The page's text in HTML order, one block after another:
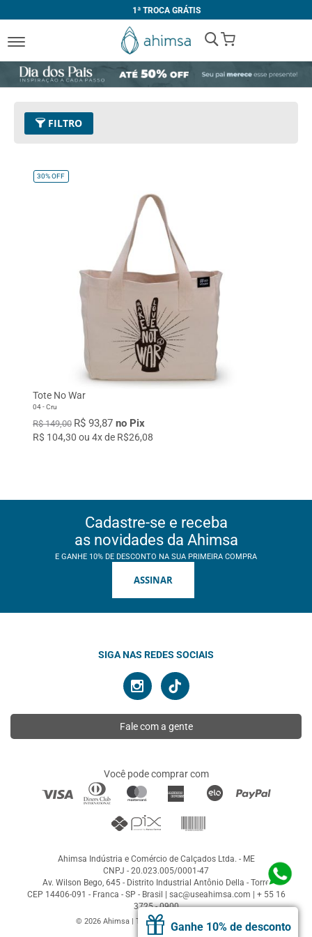
Ganhe 10% de desconto
1ª TROCA GRÁTIS
My Cart
FILTRO
Limpar Tudo
30%OFF
Tote No War
04 - Cru
R$ 149,00 R$ 93,87 no Pix
R$ 104,30 ou 4x de R$26,08
Cadastre-se e receba
as novidades da Ahimsa
E GANHE 10% DE DESCONTO NA SUA PRIMEIRA COMPRA
ASSINAR
SIGA NAS REDES SOCIAIS
Fale com a gente
Você pode comprar com
Ahimsa Indústria e Comércio de Calçados Ltda. - ME
CNPJ - 20.023.005/0001-47
Av. Wilson Bego, 645 - Distrito Industrial Antônio Della - Torre
CEP 14406-091 - Franca - SP - Brasil | sac@useahimsa.com
+ 55 16
3725 - 0900
© 2026 Ahimsa | Todos os direitos reservados